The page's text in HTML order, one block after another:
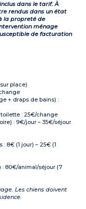
dans le tarif. À
rendus dans un état
la propreté de
ménage
de facturation
place)
+ draps de bains) :
: 25€/change
: 9€/jour – 35€/séjour
8€ (1 jour) – 25€ (1
: 80€/animal/séjour (7
Les chiens doivent